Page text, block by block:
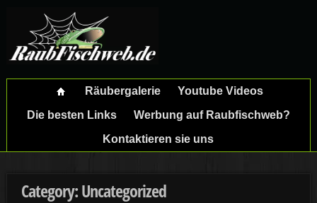
Räubergalerie
Youtube Videos
Die besten Links
Werbung auf Raubfischweb?
Kontaktieren sie uns
Category: Uncategorized